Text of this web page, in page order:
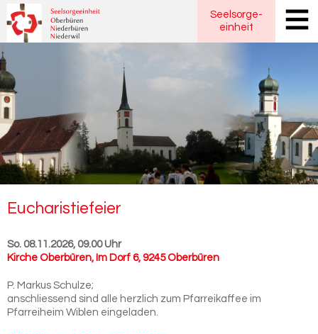
Seelsorge-
einheit
Eu­cha­ris­tie­fei­er
So. 08.11.2026, 09.00 Uhr
Kirche Oberbüren, Im Dorf 6, 9245 Oberbüren
P. Markus Schulze;
anschliessend sind alle herzlich zum Pfarreikaffee im
Pfarreiheim Wiblen eingeladen.